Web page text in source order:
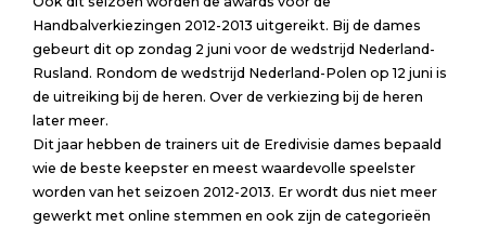
Handbalverkiezingen 2012-2013 uitgereikt. Bij de dames
gebeurt dit op zondag 2 juni voor de wedstrijd Nederland-
Rusland. Rondom de wedstrijd Nederland-Polen op 12 juni is
de uitreiking bij de heren. Over de verkiezing bij de heren
later meer.
Dit jaar hebben de trainers uit de Eredivisie dames bepaald
wie de beste keepster en meest waardevolle speelster
worden van het seizoen 2012-2013. Er wordt dus niet meer
gewerkt met online stemmen en ook zijn de categorieën